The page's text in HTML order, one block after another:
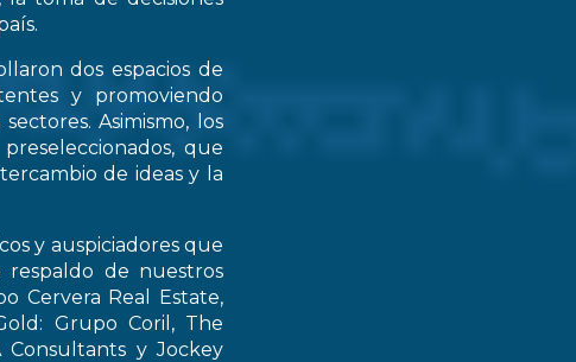
dos espacios de
y promoviendo
Asimismo, los
que
de ideas y la
y auspiciadores que
respaldo de nuestros
Cervera Real Estate,
Grupo Coril, The
Consultants y Jockey